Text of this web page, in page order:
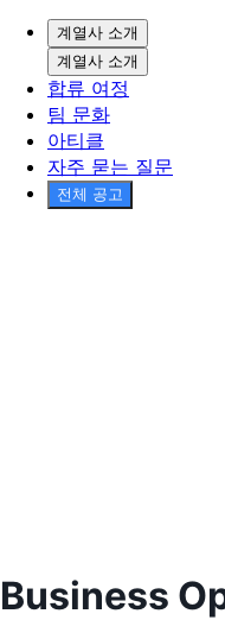
계열사 소개
계열사 소개
합류 여정
팀 문화
아티클
자주 묻는 질문
전체 공고
Business